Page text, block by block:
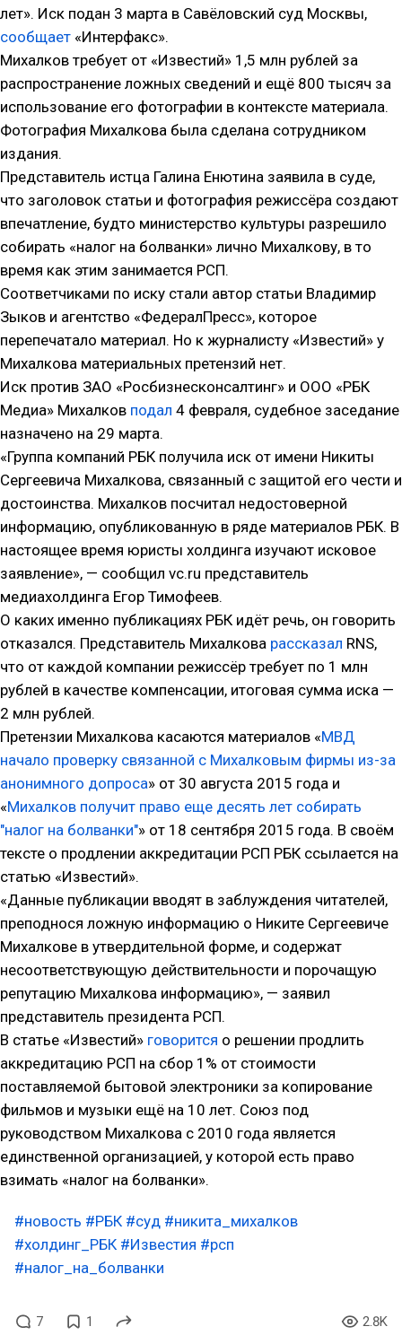
лет». Иск подан 3 марта в Савёловский суд Москвы,
сообщает «Интерфакс».
Михалков требует от «Известий» 1,5 млн рублей за
распространение ложных сведений и ещё 800 тысяч за
использование его фотографии в контексте материала.
Фотография Михалкова была сделана сотрудником
издания.
Представитель истца Галина Енютина заявила в суде,
что заголовок статьи и фотография режиссёра создают
впечатление, будто министерство культуры разрешило
собирать «налог на болванки» лично Михалкову, в то
время как этим занимается РСП.
Соответчиками по иску стали автор статьи Владимир
Зыков и агентство «ФедералПресс», которое
перепечатало материал. Но к журналисту «Известий» у
Михалкова материальных претензий нет.
Иск против ЗАО «Росбизнесконсалтинг» и ООО «РБК
Медиа» Михалков подал 4 февраля, судебное заседание
назначено на 29 марта.
«Группа компаний РБК получила иск от имени Никиты
Сергеевича Михалкова, связанный с защитой его чести и
достоинства. Михалков посчитал недостоверной
информацию, опубликованную в ряде материалов РБК. В
настоящее время юристы холдинга изучают исковое
заявление», — сообщил vc.ru представитель
медиахолдинга Егор Тимофеев.
О каких именно публикациях РБК идёт речь, он говорить
отказался. Представитель Михалкова рассказал RNS,
что от каждой компании режиссёр требует по 1 млн
рублей в качестве компенсации, итоговая сумма иска —
2 млн рублей.
Претензии Михалкова касаются материалов «МВД
начало проверку связанной с Михалковым фирмы из-за
анонимного допроса» от 30 августа 2015 года и
«Михалков получит право еще десять лет собирать
"налог на болванки"» от 18 сентября 2015 года. В своём
тексте о продлении аккредитации РСП РБК ссылается на
статью «Известий».
«Данные публикации вводят в заблуждения читателей,
преподнося ложную информацию о Никите Сергеевиче
Михалкове в утвердительной форме, и содержат
несоответствующую действительности и порочащую
репутацию Михалкова информацию», — заявил
представитель президента РСП.
В статье «Известий» говорится о решении продлить
аккредитацию РСП на сбор 1% от стоимости
поставляемой бытовой электроники за копирование
фильмов и музыки ещё на 10 лет. Союз под
руководством Михалкова с 2010 года является
единственной организацией, у которой есть право
взимать «налог на болванки».
#новость #РБК #суд #никита_михалков
#холдинг_РБК #Известия #рсп
#налог_на_болванки
7 1 2.8K